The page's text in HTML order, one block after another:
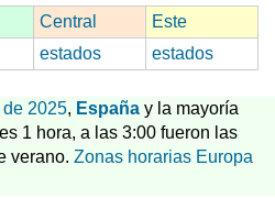
Central
Este
estados estados
de 2025, España y la mayoría
1 hora, a las 3:00 fueron las
verano. Zonas horarias Europa